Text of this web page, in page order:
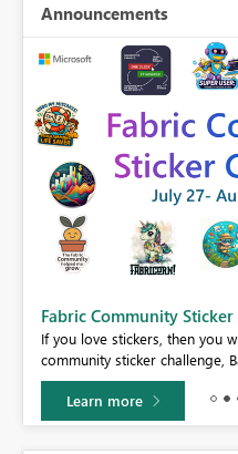
Announcements
Fabric Community
If you love stickers, then you
community sticker challenge,
Learn more